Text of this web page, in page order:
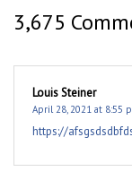
3,675
Louis Steiner
April 28, 2021 at 8:55
https://